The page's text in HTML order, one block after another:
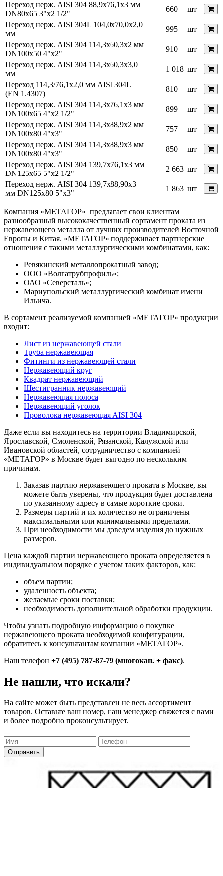
Переход нерж. AISI 304 88,9х76,1х3 мм
DN80x65 3"x2 1/2"
660
шт
Переход нерж. AISI 304L 104,0x70,0х2,0
мм
995
шт
Переход нерж. AISI 304 114,3х60,3х2 мм
DN100x50 4"x2"
910
шт
Переход нерж. AISI 304 114,3х60,3х3,0
мм
1 018 шт
Переход 114,3/76,1х2,0 мм AISI 304L
(EN 1.4307)
810
шт
Переход нерж. AISI 304 114,3х76,1х3 мм
DN100x65 4"x2 1/2"
899
шт
Переход нерж. AISI 304 114,3х88,9x2 мм
DN100x80 4"x3"
757
шт
Переход нерж. AISI 304 114,3х88,9х3 мм
DN100x80 4"x3"
850
шт
Переход нерж. AISI 304 139,7х76,1х3 мм
DN125x65 5"x2 1/2"
2 663 шт
Переход нерж. AISI 304 139,7х88,90х3
мм DN125x80 5"x3"
1 863 шт
Компания «МЕТАГОР» предлагает свои клиентам
разнообразный высококачественный сортамент проката из
нержавеющего металла от лучших производителей Восточной
Европы и Китая. «МЕТАГОР» поддерживает партнерские
отношения с такими металлургическими комбинатами, как:
Ревякинский металлопрокатный завод;
ООО «Волгатрубпрофиль»;
ОАО «Северсталь»;
Мариупольский металлургический комбинат имени
Ильича.
В сортамент реализуемой компанией «МЕТАГОР» продукции
входит:
Лист из нержавеющей стали
Труба нержавеющая
Фитинги из нержавеющей стали
Нержавеющий круг
Квадрат нержавеющий
Шестигранник нержавеющий
Нержавеющая полоса
Нержавеющий уголок
Проволока нержавеющая AISI 304
Даже если вы находитесь на территории Владимирской,
Ярославской, Смоленской, Рязанской, Калужской или
Ивановской областей, сотрудничество с компанией
«МЕТАГОР» в Москве будет выгодно по нескольким
причинам.
Заказав партию нержавеющего проката в Москве, вы
можете быть уверены, что продукция будет доставлена
по указанному адресу в самые короткие сроки.
Размеры партий и их количество не ограничены
максимальными или минимальными пределами.
При необходимости мы доведем изделия до нужных
размеров.
Цена каждой партии нержавеющего проката определяется в
индивидуальном порядке с учетом таких факторов, как:
объем партии;
удаленность объекта;
желаемые сроки поставки;
необходимость дополнительной обработки продукции.
Чтобы узнать подробную информацию о покупке
нержавеющего проката необходимой конфигурации,
обратитесь к консультантам компании «МЕТАГОР».
Наш телефон +7 (495) 787-87-79 (многокан. + факс).
Не нашли, что искали?
На сайте может быть представлен не весь ассортимент
товаров. Оставьте ваш номер, наш менеджер свяжется с вами
и более подробно проконсультирует.